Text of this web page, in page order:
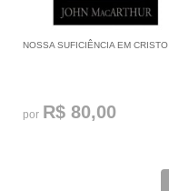
NOSSA SUFICIÊNCIA EM CRISTO
por R$ 80,00